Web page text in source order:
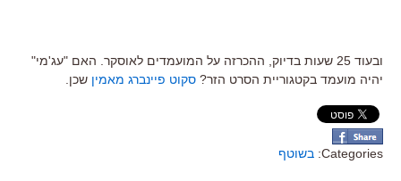
ובעוד 25 שעות בדיוק, ההכרזה על המועמדים לאוסקר. האם "עג'מי"
יהיה מועמד בקטגוריית הסרט הזר? סקוט פיינברג מאמין שכן.
Categories: בשוטף